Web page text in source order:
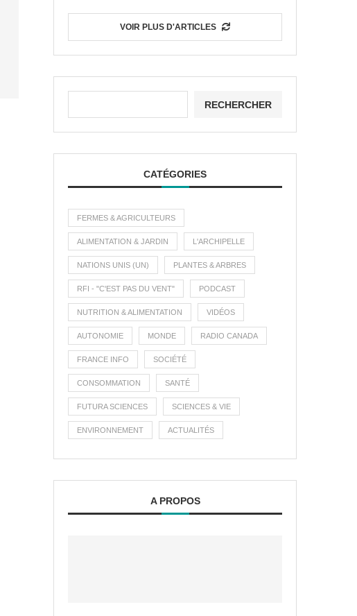
VOIR PLUS D'ARTICLES
RECHERCHER
CATÉGORIES
FERMES & AGRICULTEURS
ALIMENTATION & JARDIN L'ARCHIPELLE
NATIONS UNIS (UN) PLANTES & ARBRES
RFI - "C'EST PAS DU VENT" PODCAST
NUTRITION & ALIMENTATION VIDÉOS
AUTONOMIE MONDE RADIO CANADA
FRANCE INFO SOCIÉTÉ
CONSOMMATION SANTÉ
FUTURA SCIENCES SCIENCES & VIE
ENVIRONNEMENT ACTUALITÉS
A PROPOS